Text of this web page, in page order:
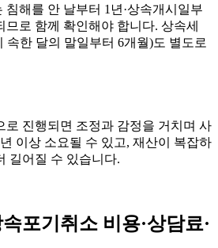
해를 안 날부터 1년·상속개시일부
므로 함께 확인해야 합니다. 상속세
속한 달의 말일부터 6개월)도 별도로
로 진행되면 조정과 감정을 거치며 사
이상 소요될 수 있고, 재산이 복잡하
길어질 수 있습니다.
포기취소 비용·상담료·